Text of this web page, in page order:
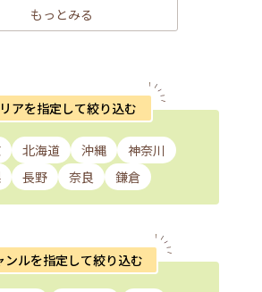
もっとみる
アを指定して絞り込む
北海道 沖縄
神奈川
長野 奈良 鎌倉
ンルを指定して絞り込む